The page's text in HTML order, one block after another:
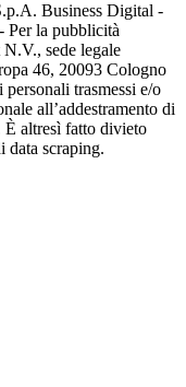
Business Digital -
Per la pubblicità
sede legale
46, 20093 Cologno
trasmessi e/o
all’addestramento di
È altresì fatto divieto
data scraping.